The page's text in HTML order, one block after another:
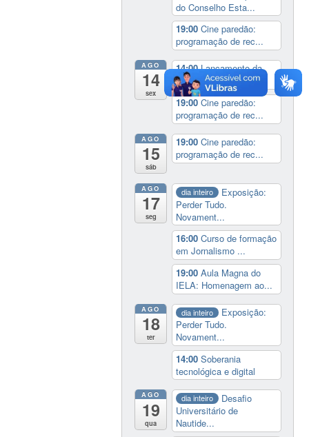
do Conselho Esta...
19:00Cine paredão:
programação de rec...
AGO
14
sex
14:00Lançamento da
cinebiografia de D...
19:00Cine paredão:
programação de rec...
AGO
15
sáb
19:00Cine paredão:
programação de rec...
AGO
17
seg
dia inteiro
Exposição:
Perder Tudo.
Novament...
16:00Curso de formação
em Jornalismo ...
19:00Aula Magna do
IELA: Homenagem ao...
AGO
18
ter
dia inteiro
Exposição:
Perder Tudo.
Novament...
14:00Soberania
tecnológica e digital
AGO
19
qua
dia inteiro
Desafio
Universitário de
Nautide...